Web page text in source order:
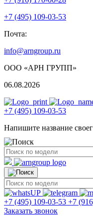
+7 (495) 109-03-53
Почта:
info@arngroup.ru
ООО «АРН ГРУПП»
06.08.2026
+7 (495) 109-03-53
Напишите название
+7 (495) 109-03-53 +7
Заказать звонок